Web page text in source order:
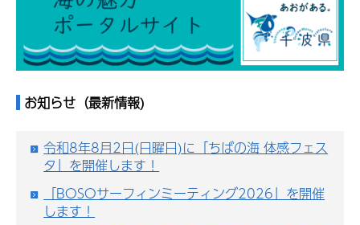
お知らせ（最新情報)
令和8年8月2日(日曜日)に「ちばの海 体感フェス
タ」を開催します！
「BOSOサーフィンミーティング2026」を開催
します！